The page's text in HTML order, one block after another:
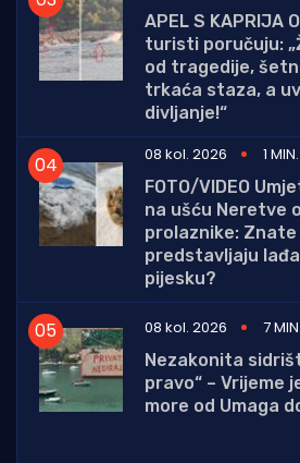
APEL S KAPRIJA
turisti poručuju:
od tragedije,
trkaća staza, a
divljanje!“
08 kol. 2026
1
FOTO/VIDEO
na ušću Neretve
prolaznike:
predstavljaju
pijesku?
08 kol. 2026
7
Nezakonita
pravo“ – Vrijeme
more od Umaga